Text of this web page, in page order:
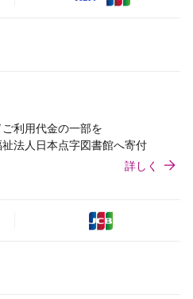
ご利用代金の一部を
法人日本点字図書館へ寄付
詳しく